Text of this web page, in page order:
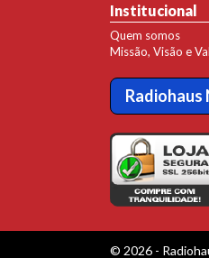
Institucional
Quem somos
Missão, Visão e
Radiohaus
© 2026 -